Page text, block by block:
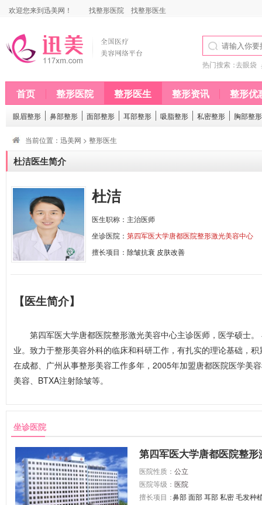
欢迎您来到迅美网！ 找整形医院 找整形医生
热门搜索：去眼袋
首页 整形医院 整形医生 整形资讯 整形优
眼眉整形 鼻部整形 面部整形 耳部整形 吸脂整形 私密整形 胸部整形
当前位置： 迅美网 > 整形医生
杜洁医生简介
杜洁
医生职称：主治医师
坐诊医院： 第四军医大学唐都医院整形激光美容中心
擅长项目： 除皱抗衰 皮肤改善
【医生简介】
第四军医大学唐都医院整形激光美容中心主诊医师，医学硕士。
业。致力于整形美容外科的临床和科研工作，有扎实的理论基础，
在成都、广州从事整形美容工作多年，2005年加盟唐都医院医学美
美容、BTXA注射除皱等。
坐诊医院
第四军医大学唐都医院整
医院性质： 公立
医院等级： 医院
擅长项目：鼻部面部耳部私密毛发种